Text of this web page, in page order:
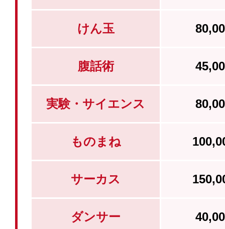
けん玉
腹話術
実験・サイエンス
ものまね
サーカス
ダンサー